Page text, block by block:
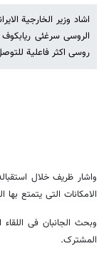
اشاد وزیر الخارجیة
الروسی سرغئی ریابکوف
روسی اکثر فاعلیة
واشار ظریف خلال
الامکانات التی یتمتع بها
وبحث الجانبان فی اللقاء
المشترک.